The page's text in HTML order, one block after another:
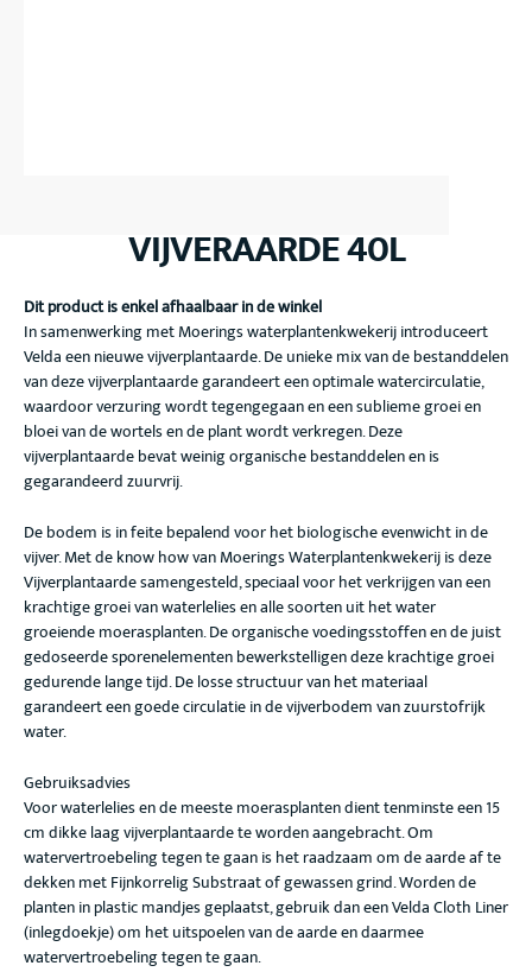
VIJVERAARDE 40L
Dit product is enkel afhaalbaar in de winkel
In samenwerking met Moerings waterplantenkwekerij introduceert
Velda een nieuwe vijverplantaarde. De unieke mix van de bestanddelen
van deze vijverplantaarde garandeert een optimale watercirculatie,
waardoor verzuring wordt tegengegaan en een sublieme groei en
bloei van de wortels en de plant wordt verkregen. Deze
vijverplantaarde bevat weinig organische bestanddelen en is
gegarandeerd zuurvrij.
De bodem is in feite bepalend voor het biologische evenwicht in de
vijver. Met de know how van Moerings Waterplantenkwekerij is deze
Vijverplantaarde samengesteld, speciaal voor het verkrijgen van een
krachtige groei van waterlelies en alle soorten uit het water
groeiende moerasplanten. De organische voedingsstoffen en de juist
gedoseerde sporenelementen bewerkstelligen deze krachtige groei
gedurende lange tijd. De losse structuur van het materiaal
garandeert een goede circulatie in de vijverbodem van zuurstofrijk
water.
Gebruiksadvies
Voor waterlelies en de meeste moerasplanten dient tenminste een 15
cm dikke laag vijverplantaarde te worden aangebracht. Om
watervertroebeling tegen te gaan is het raadzaam om de aarde af te
dekken met Fijnkorrelig Substraat of gewassen grind. Worden de
planten in plastic mandjes geplaatst, gebruik dan een Velda Cloth Liner
(inlegdoekje) om het uitspoelen van de aarde en daarmee
watervertroebeling tegen te gaan.